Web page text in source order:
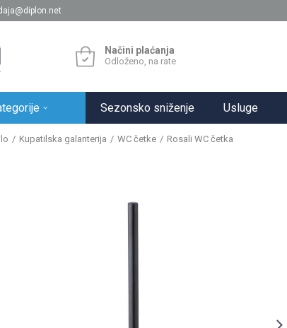
Načini plaćanja
Odloženo, na rate
Sezonsko sniženje Usluge
Kupatilska galanterija WC četke Rosali WC četka